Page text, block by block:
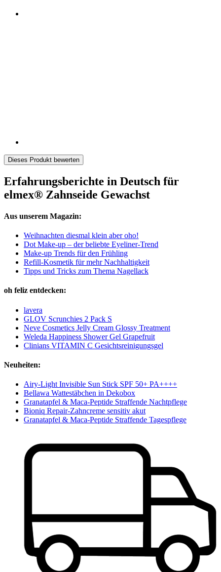
Dieses Produkt bewerten
Erfahrungsberichte in Deutsch für
elmex® Zahnseide Gewachst
Aus unserem Magazin:
Weihnachten diesmal klein aber oho!
Dot Make-up – der beliebte Eyeliner-Trend
Make-up Trends für den Frühling
Refill-Kosmetik für mehr Nachhaltigkeit
Tipps und Tricks zum Thema Nagellack
oh feliz entdecken:
lavera
GLOV Scrunchies 2 Pack S
Neve Cosmetics Jelly Cream Glossy Treatment
Weleda Happiness Shower Gel Grapefruit
Clinians VITAMIN C Gesichtsreinigungsgel
Neuheiten:
Airy-Light Invisible Sun Stick SPF 50+ PA++++
Bellawa Wattestäbchen in Dekobox
Granatapfel & Maca-Peptide Straffende Nachtpflege
Bioniq Repair-Zahncreme sensitiv akut
Granatapfel & Maca-Peptide Straffende Tagespflege